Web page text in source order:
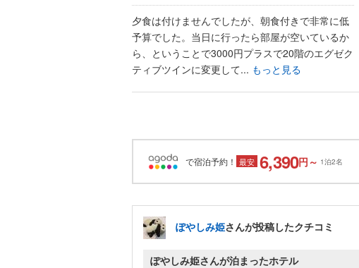
夕食は付けませんでしたが、朝食付きで非常に低
予算でした。当日に行ったら部屋が空いているか
ら、ということで3000円プラスで20階のエグゼク
ティブツインに変更して... もっと見る
で宿泊予約！ 最安 6,390円～ 1泊2名
ぽやしみ姫さんが投稿したクチコミ
ぽやしみ姫さんが泊まったホテル